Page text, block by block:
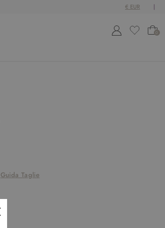
0
Guida Taglie